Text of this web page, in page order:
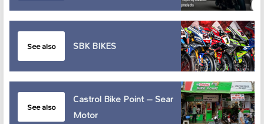
See also SBK BIKES
See also
Castrol Bike Point – Sear
Motor